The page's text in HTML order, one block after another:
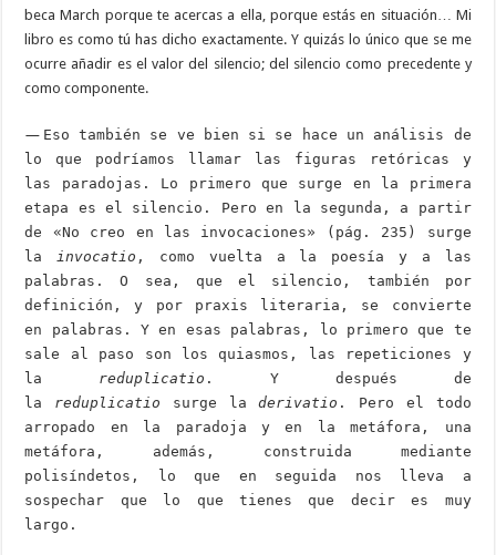
beca March porque te acercas a ella, porque estás en situación… Mi
libro es como tú has dicho exactamente. Y quizás lo único que se me
ocurre añadir es el valor del silencio; del silencio como precedente y
como componente.
— Eso también se ve bien si se hace un análisis de
lo que podríamos llamar las figuras retóricas y
las paradojas. Lo primero que surge en la primera
etapa es el silencio. Pero en la segunda, a partir
de «No creo en las invocaciones» (pág. 235) surge
la
invocatio , como vuelta a la poesía y a las
palabras. O sea, que el silencio, también por
definición, y por praxis literaria, se convierte
en palabras. Y en esas palabras, lo primero que te
sale al paso son los quiasmos, las repeticiones y
la reduplicatio . Y después de
la reduplicatio surge laderivatio . Pero el todo
arropado en la paradoja y en la metáfora, una
metáfora, además, construida mediante
polisíndetos, lo que en seguida nos lleva a
sospechar que lo que tienes que decir es muy
largo.